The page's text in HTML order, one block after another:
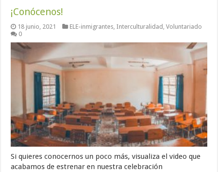
¡Conócenos!
18 junio, 2021 ELE-inmigrantes Interculturalidad ,Voluntariado
0
Si quieres conocernos un poco más, visualiza el video que
acabamos de estrenar en nuestra celebración